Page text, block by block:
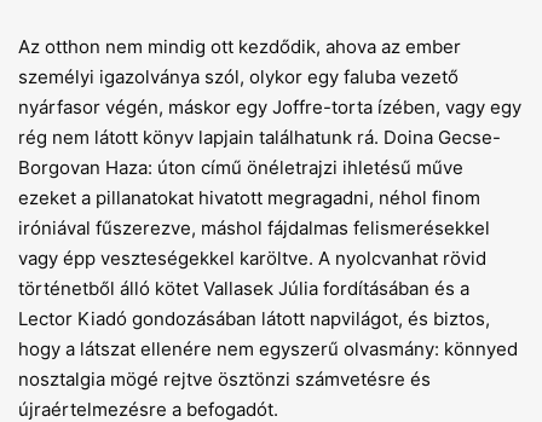
Az otthon nem mindig ott kezdődik, ahova az ember
személyi igazolványa szól, olykor egy faluba vezető
nyárfasor végén, máskor egy Joffre-torta ízében, vagy egy
rég nem látott könyv lapjain találhatunk rá. Doina Gecse-
Borgovan Haza: úton című önéletrajzi ihletésű műve
ezeket a pillanatokat hivatott megragadni, néhol finom
iróniával fűszerezve, máshol fájdalmas felismerésekkel
vagy épp veszteségekkel karöltve. A nyolcvanhat rövid
történetből álló kötet Vallasek Júlia fordításában és a
Lector Kiadó gondozásában látott napvilágot, és biztos,
hogy a látszat ellenére nem egyszerű olvasmány: könnyed
nosztalgia mögé rejtve ösztönzi számvetésre és
újraértelmezésre a befogadót.